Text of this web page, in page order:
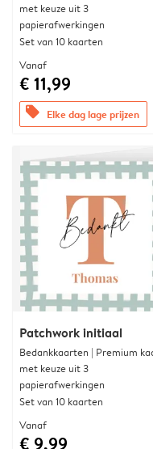
met keuze uit 3
papierafwerkingen
Set van 10 kaarten
Vanaf
€ 11,99
offers Elke dag lage prijzen
Patchwork initiaal
Bedankkaarten | Premium
met keuze uit 3
papierafwerkingen
Set van 10 kaarten
Vanaf
€ 9,99